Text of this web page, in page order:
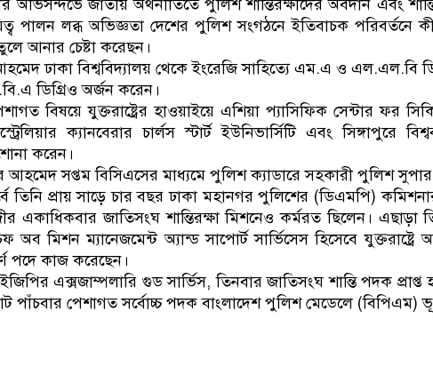
জাতীয় অর্থনীতিতে পুলিশ শান্তিরক্ষীদের অবদান এবং
পালন লব্ধ অভিজ্ঞতা দেশের পুলিশ সংগঠনে ইতিবাচক পরিবর্তনে
আনার চেষ্টা করেছন।
ঢাকা বিশ্ববিদ্যালয় থেকে ইংরেজি সাহিত্যে এম.এ ও এল.এল.বি
ডিগ্রিও অর্জন করেন।
বিষয়ে ‍যুক্তরাষ্ট্রের হাওয়াইয়ে এশিয়া প্যাসিফিক সেন্টার ফর
ক্যানবেরার চার্লস স্টার্ট ইউনিভার্সিটি এবং সিঙ্গাপুরে
করেন।
আহমেদ সপ্তম বিসিএসের মাধ্যমে পুলিশ ক্যাডারে সহকারী পুলিশ
তিনি প্রায় সাড়ে চার বছর ঢাকা মহানগর পুলিশের (ডিএমপি)
একাধিকবার জাতিসংঘ শান্তিরক্ষা মিশনেও কর্মরত ছিলেন। এছাড়া
অব মিশন ম্যানেজমেন্ট অ্যান্ড সাপোর্ট সার্ভিসেস হিসেবে যুক্তরাষ্ট্রে
পদে কাজ করেছেন।
এক্সজাম্পলারি গুড সার্ভিস, তিনবার জাতিসংঘ শান্তি পদক প্রাপ্ত
পাঁচবার পেশাগত সর্বোচ্চ পদক বাংলাদেশ পুলিশ মেডেলে (বিপিএম)